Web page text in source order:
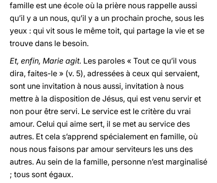
famille est une école où la prière nous rappelle aussi
qu’il y a un nous, qu’il y a un prochain proche, sous les
yeux : qui vit sous le même toit, qui partage la vie et se
trouve dans le besoin.
Et, enfin, Marie agit. Les paroles « Tout ce qu’il vous
dira, faites-le » (v. 5), adressées à ceux qui servaient,
sont une invitation à nous aussi, invitation à nous
mettre à la disposition de Jésus, qui est venu servir et
non pour être servi. Le service est le critère du vrai
amour. Celui qui aime sert, il se met au service des
autres. Et cela s’apprend spécialement en famille, où
nous nous faisons par amour serviteurs les uns des
autres. Au sein de la famille, personne n’est marginalisé
; tous sont égaux.